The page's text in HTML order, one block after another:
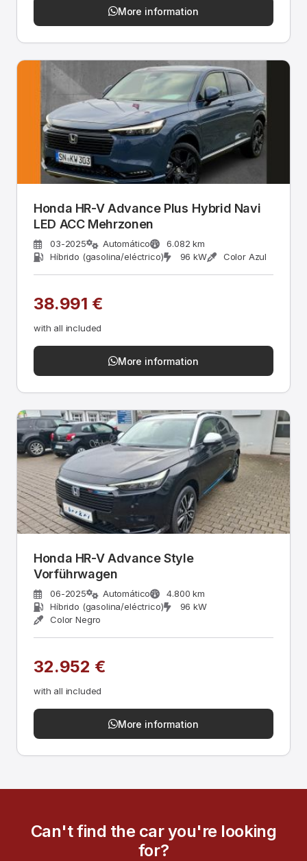
More information
Honda HR-V Advance Plus Hybrid Navi
LED ACC Mehrzonen
03-2025 Automático
6.082 km
Híbrido (gasolina/eléctrico)
96 kW Color Azul
38.991 €
with all included
More information
Honda HR-V Advance Style
Vorführwagen
06-2025 Automático
4.800 km
Híbrido (gasolina/eléctrico)
96 kW
Color Negro
32.952 €
with all included
More information
Can't find the car you're looking
for?